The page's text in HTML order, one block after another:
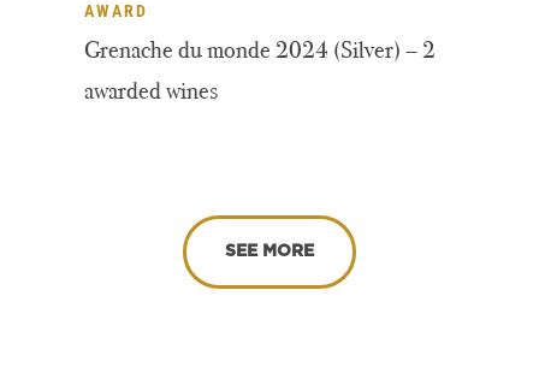
Grenache du monde 2024 (Silver) – 2
awarded wines
AWARD
SEE MORE